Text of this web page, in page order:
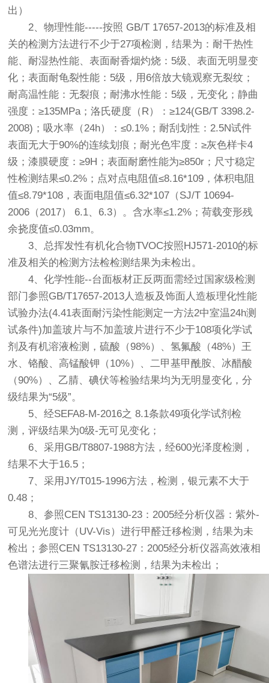
出）
2、物理性能-----按照 GB/T 17657-2013的标准及相
关的检测方法进行不少于27项检测，结果为：耐干热性
能、耐湿热性能、表面耐香烟灼烧：5级、表面无明显变
化；表面耐龟裂性能：5级，用6倍放大镜观察无裂纹；
耐高温性能：无裂痕；耐沸水性能：5级，无变化；静曲
强度：≥135MPa；洛氏硬度（R）：≥124(GB/T 3398.2-
2008)；吸水率（24h）：≤0.1%；耐刮划性：2.5N试件
表面无大于90%的连续划痕；耐光色牢度：≥灰色样卡4
级；漆膜硬度：≥9H；表面耐磨性能为≥850r；尺寸稳定
性检测结果≤0.2%；点对点电阻值≤8.16*109，体积电阻
值≤8.79*108，表面电阻值≤6.32*107（SJ/T 10694-
2006（2017） 6.1、6.3）。含水率≤1.2%；荷载变形残
余挠度值≤0.03mm。
3、总挥发性有机化合物TVOC按照HJ571-2010的标
准及相关的检测方法检检测结果为未检出。
4、化学性能--台面板材正反两面需经过国家级检测
部门参照GB/T17657-2013人造板及饰面人造板理化性能
试验办法(4.41表面耐污染性能测定一方法2中室温24h测
试条件)加盖玻片与不加盖玻片进行不少于108项化学试
剂及有机溶液检测，硫酸（98%）、氢氟酸（48%）王
水、铬酸、高锰酸钾（10%）、二甲基甲酰胺、冰醋酸
（90%）、乙腈、碘伏等检验结果均为无明显变化，分
级结果为“5级”。
5、经SEFA8-M-2016之 8.1条款49项化学试剂检
测，评级结果为0级-无可见变化；
6、采用GB/T8807-1988方法，经600光泽度检测，
结果不大于16.5；
7、采用JY/T015-1996方法，检测，银元素不大于
0.48；
8、参照CEN TS13130-23：2005经分析仪器：紫外-
可见光光度计（UV-Vis）进行甲醛迁移检测，结果为未
检出；参照CEN TS13130-27：2005经分析仪器高效液相
色谱法进行三聚氰胺迁移检测，结果为未检出；